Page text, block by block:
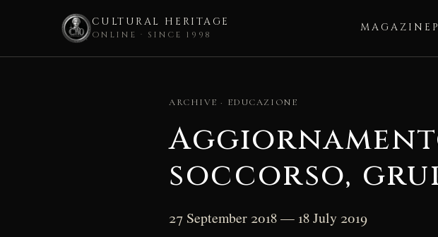
CULTURAL HERITAGE
ONLINE · SINCE 1998
MAGAZINE
ARCHIVE · EDUCAZIONE
soccorso,
27 September 2018 — 18 July 2019